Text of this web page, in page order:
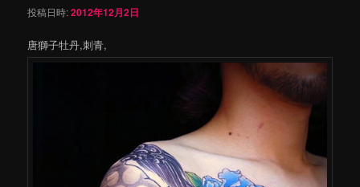
投稿日時:2012年12月2日
唐獅子牡丹,刺青,